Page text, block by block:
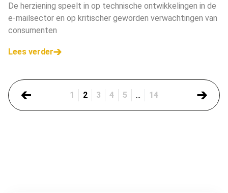
De herziening speelt in op technische ontwikkelingen in de
e-mailsector en op kritischer geworden verwachtingen van
consumenten
Lees verder
1 2 3 4 5 ... 14